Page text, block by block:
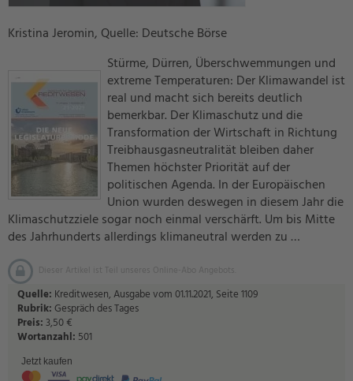
Kristina Jeromin, Quelle: Deutsche Börse
Stürme, Dürren, Überschwemmungen und
extreme Temperaturen: Der Klimawandel ist
real und macht sich bereits deutlich
bemerkbar. Der Klimaschutz und die
Transformation der Wirtschaft in Richtung
Treibhausgasneutralität bleiben daher
Themen höchster Priorität auf der
politischen Agenda. In der Europäischen
Union wurden deswegen in diesem Jahr die
Klimaschutzziele sogar noch einmal verschärft. Um bis Mitte
des Jahrhunderts allerdings klimaneutral werden zu …
Dieser Artikel ist Teil unseres Online-Abo Angebots.
Quelle: Kreditwesen, Ausgabe vom 01.11.2021, Seite 1109
Rubrik:Gespräch des Tages
Preis:3,50 €
Wortanzahl: 501
Jetzt kaufen